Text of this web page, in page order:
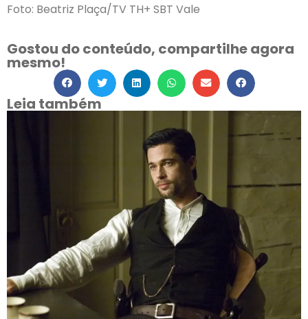
Foto: Beatriz Plaça/TV TH+ SBT Vale
Gostou do conteúdo, compartilhe agora
mesmo!
Leia também